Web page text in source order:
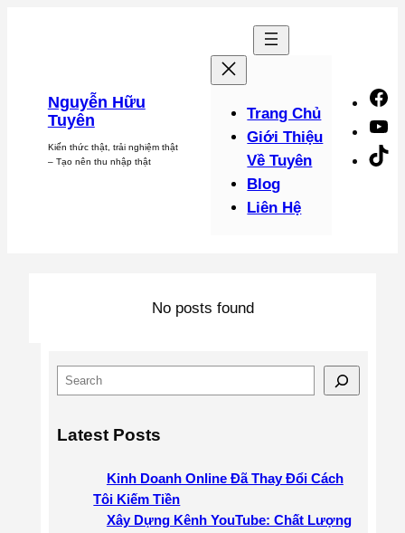
Nguyễn Hữu
Tuyên
Kiến thức thật, trải nghiệm thật
– Tạo nên thu nhập thật
Trang Chủ
Giới Thiệu
Về Tuyên
Blog
Liên Hệ
No posts found
S
e
Latest Posts
Kinh Doanh Online Đã Thay Đổi Cách
Tôi Kiếm Tiền
Xây Dựng Kênh YouTube: Chất Lượng